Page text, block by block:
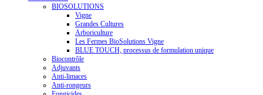
BIOSOLUTIONS
Vigne
Grandes Cultures
Arboriculture
Les Fermes BioSolutions Vigne
BLUE TOUCH, processus de formulation unique
Biocontrôle
Adjuvants
Anti-limaces
Anti-rongeurs